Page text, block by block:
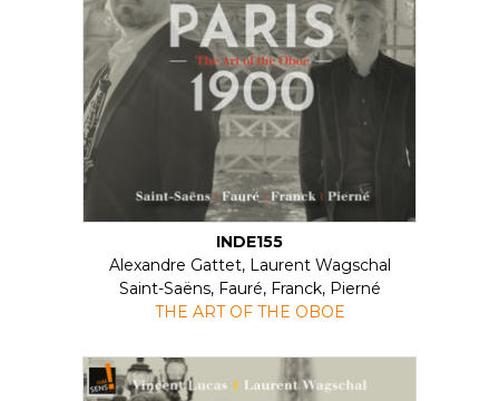
INDE155
Alexandre Gattet, Laurent Wagschal
Saint-Saëns, Fauré, Franck, Pierné
THE ART OF THE OBOE